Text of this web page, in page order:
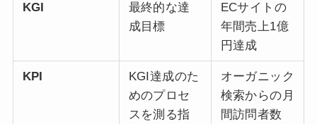
KGI
最終的な達
成目標
ECサイトの
年間売上1億
円達成
KPI
KGI達成のた
めのプロセ
スを測る指
オーガニック
検索からの月
間訪問者数